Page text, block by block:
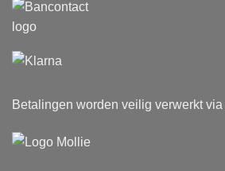
Betalingen worden veilig verwerkt